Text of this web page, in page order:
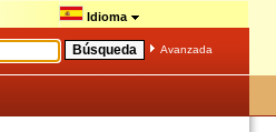
Idioma
Avanzada